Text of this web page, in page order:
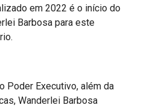
em 2022 é o início do
Barbosa para este
Poder Executivo, além da
Wanderlei Barbosa